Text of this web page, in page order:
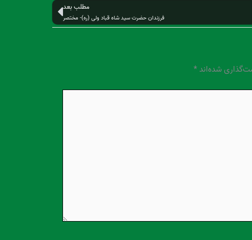
مطلب بعد
فرزندان حضرت سید شاه قباد ولی (ره)- مختصربعدی
شده‌اند*